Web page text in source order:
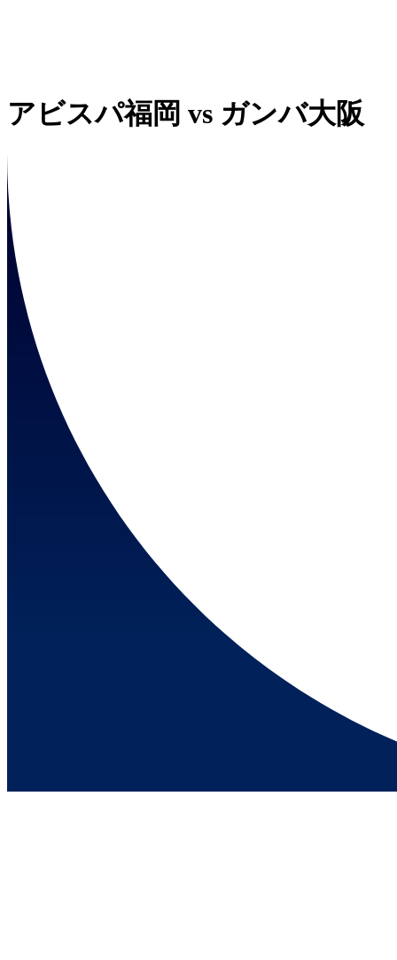
アビスパ福岡 vs ガンバ大阪